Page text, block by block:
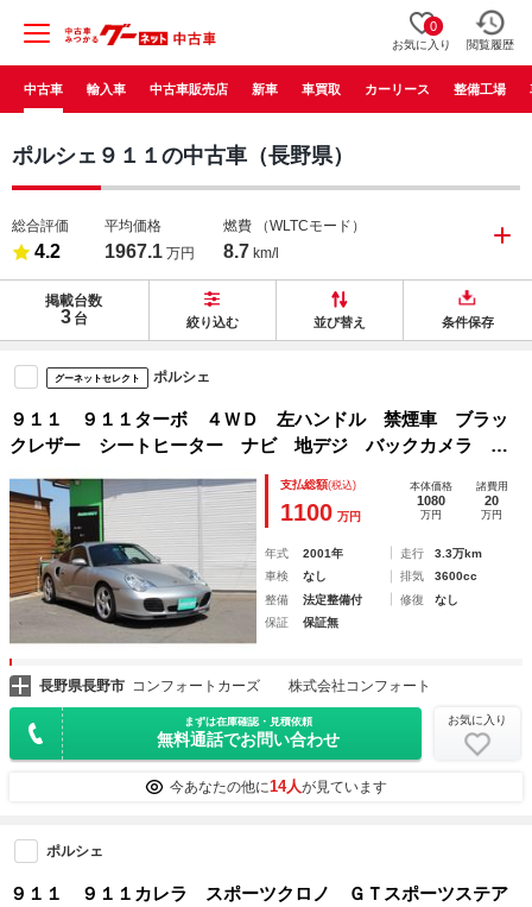
0
お気に入り 閲覧履歴
中古車 輸入車 中古車販売店 新車 車買取 カーリース 整備工場
ポルシェ９１１の中古車（長野県）
総合評価
4.2
平均価格
1967.1 万円
燃費 （WLTCモード）
8.7 km/l
掲載台数
3 台 絞り込む 並び替え 条件保存
グーネットセレクト ポルシェ
９１１ ９１１ターボ ４ＷＤ 左ハンドル 禁煙車 ブラッ
クレザー シートヒーター ナビ 地デジ バックカメラ Ｅ
ＴＣ パワーシート ＨＩＤ 記録簿 キーレス 盗難防止シ
ステム ＡＢＳ 横滑り防止
支払総額(税込)
1100 万円
本体価格
1080
万円
諸費用
20
万円
年式 2001年 走行
3.3万km
車検
なし 排気
3600cc
整備
法定整備付 修復
なし
保証
保証無
長野県長野市 コンフォートカーズ 株式会社コンフォート
まずは在庫確認・見積依頼
無料通話でお問い合わせ
お気に入り
今あなたの他に14人が見ています
ポルシェ
９１１ ９１１カレラ スポーツクロノ ＧＴスポーツステア